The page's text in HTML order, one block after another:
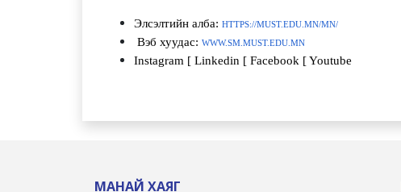
Элсэлтийн алба: HTTPS://MUST.EDU.MN/MN/
Вэб хуудас: WWW.SM.MUST.EDU.MN
Instagram [ Linkedin [ Facebook [ Youtube
МАНАЙ ХАЯГ